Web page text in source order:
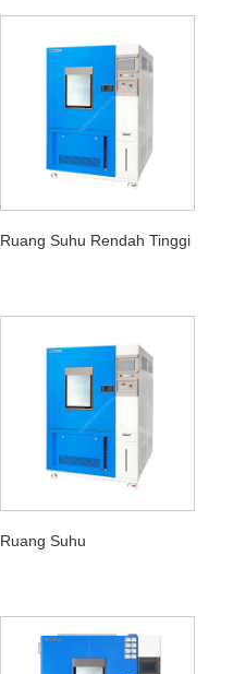
Ruang Suhu Rendah Tinggi
Ruang Suhu